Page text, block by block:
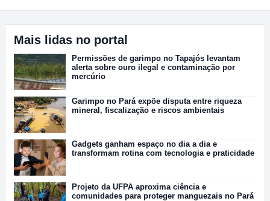
Mais lidas no portal
Permissões de garimpo no Tapajós levantam
alerta sobre ouro ilegal e contaminação por
mercúrio
Garimpo no Pará expõe disputa entre riqueza
mineral, fiscalização e riscos ambientais
Gadgets ganham espaço no dia a dia e
transformam rotina com tecnologia e praticidade
Projeto da UFPA aproxima ciência e
comunidades para proteger manguezais no Pará